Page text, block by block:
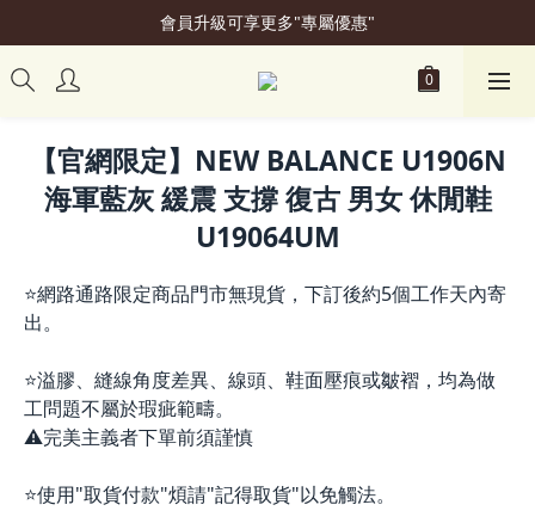
加入會員立即贈50元購物金
會員升級可享更多"專屬優惠"
加入會員立即贈50元購物金
【官網限定】NEW BALANCE U1906N
海軍藍灰 緩震 支撐 復古 男女 休閒鞋
U19064UM
⭐網路通路限定商品門市無現貨，下訂後約5個工作天內寄
出。
⭐溢膠、縫線角度差異、線頭、鞋面壓痕或皺褶，均為做
工問題不屬於瑕疵範疇。
⚠️完美主義者下單前須謹慎
⭐使用"取貨付款"煩請"記得取貨"以免觸法。